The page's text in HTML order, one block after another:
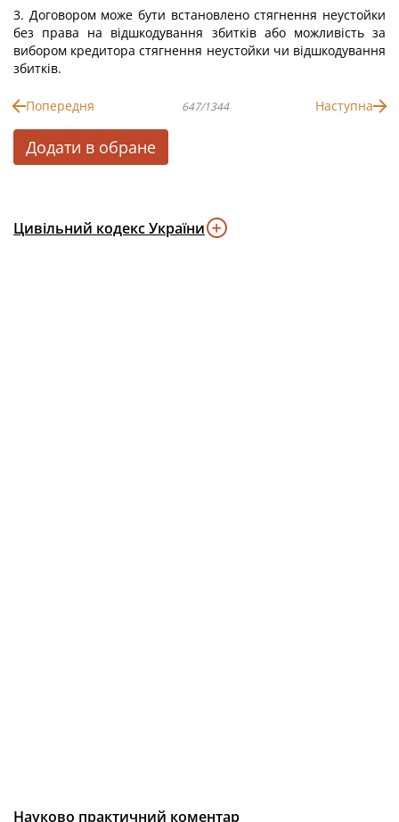
3. Договором може бути встановлено стягнення неустойки
без права на відшкодування збитків або можливість за
вибором кредитора стягнення неустойки чи відшкодування
збитків.
Попередня 647/1344 Наступна
Додати в обране
Цивільний кодекс України
Науково практичний коментар